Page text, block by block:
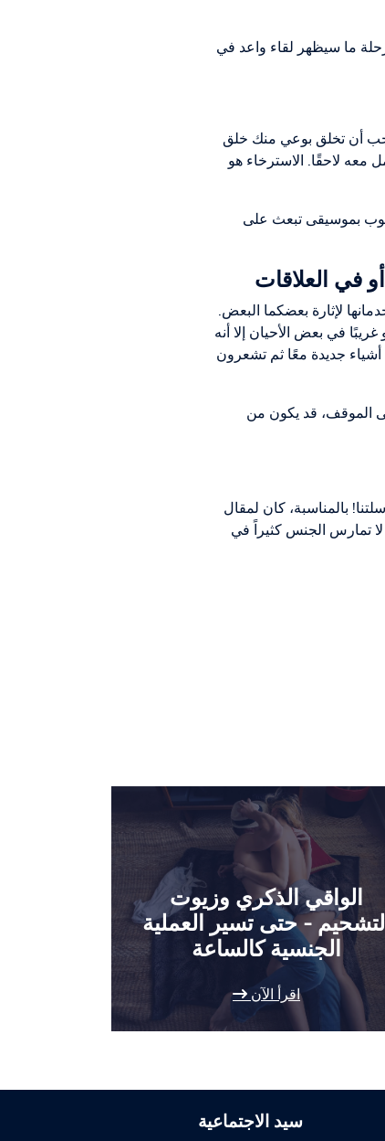
ما سيظهر لقاء واعد في
يجب أن تخلق بوعي منك خلق
معه لاحقًا. الاسترخاء هو
بموسيقى تبعث على
لإثارة بعضكما البعض.
في بعض الأحيان إلا أنه
أشياء جديدة معًا ثم تشعرون
الموقف، قد يكون من
بالمناسبة، كان لمقال
لا تمارس الجنس كثيراً في
الواقي الذكري وزيوت
- حتى تسير العملية
الجنسية كالساعة
اقرأ الآن
سيد الاجتماعية